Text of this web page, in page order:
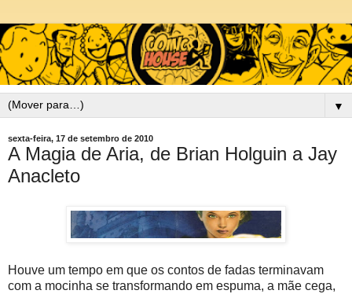
▼
sexta-feira, 17 de setembro de 2010
A Magia de Aria, de Brian Holguin a Jay
Anacleto
Houve um tempo em que os contos de fadas terminavam
com a mocinha se transformando em espuma, a mãe cega,